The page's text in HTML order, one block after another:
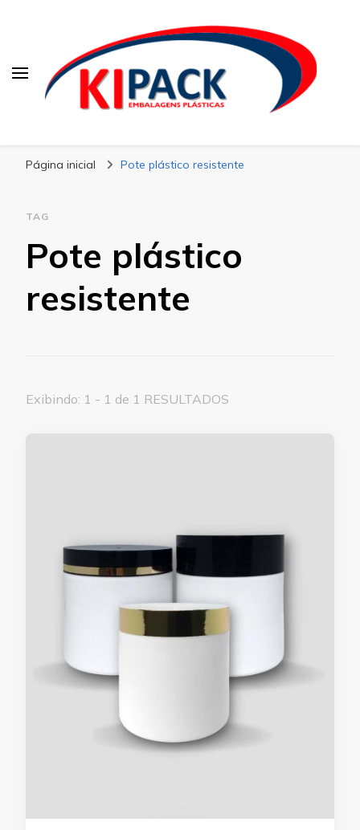
Página inicial Pote plástico resistente
TAG
Pote plástico
resistente
Exibindo: 1 - 1 de 1 RESULTADOS